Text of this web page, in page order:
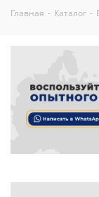
Главная - Каталог -